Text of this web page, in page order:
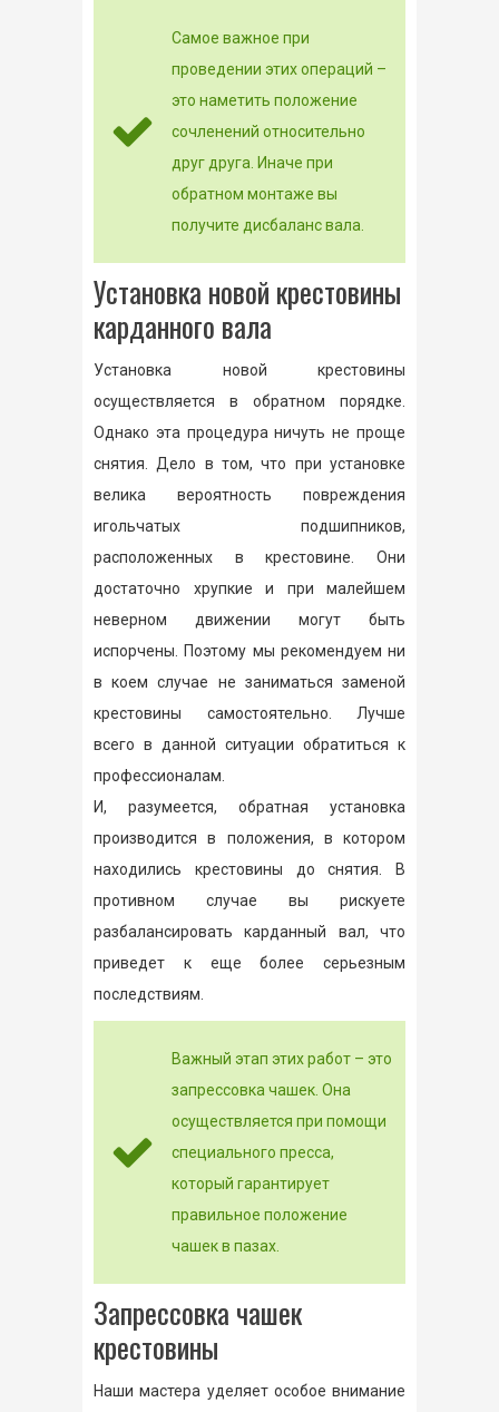
Самое важное при
проведении этих операций –
это наметить положение
сочленений относительно
друг друга. Иначе при
обратном монтаже вы
получите дисбаланс вала.
Установка новой крестовины
карданного вала
Установка новой крестовины
осуществляется в обратном порядке.
Однако эта процедура ничуть не проще
снятия. Дело в том, что при установке
велика вероятность повреждения
игольчатых подшипников,
расположенных в крестовине. Они
достаточно хрупкие и при малейшем
неверном движении могут быть
испорчены. Поэтому мы рекомендуем ни
в коем случае не заниматься заменой
крестовины самостоятельно. Лучше
всего в данной ситуации обратиться к
профессионалам.
И, разумеется, обратная установка
производится в положения, в котором
находились крестовины до снятия. В
противном случае вы рискуете
разбалансировать карданный вал, что
приведет к еще более серьезным
последствиям.
Важный этап этих работ – это
запрессовка чашек. Она
осуществляется при помощи
специального пресса,
который гарантирует
правильное положение
чашек в пазах.
Запрессовка чашек
крестовины
Наши мастера уделяет особое внимание